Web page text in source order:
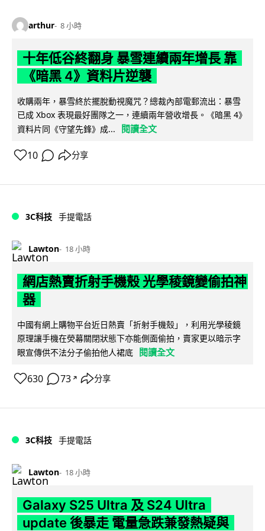
arthur 8 小時
十年低谷終翻身 暴雪連續兩年增長 靠
《暗黑 4》資料片逆襲
收購兩年，暴雪終於擺脫動視魔咒？總裁內部電郵流出：暴雪
已成 Xbox 表現最好團隊之一，連續兩年營收增長。《暗黑 4》
資料片同《守望先鋒》成...
閱讀全文
10 分享
3C科技 手提電話
Lawton 18 小時
網店熱賣折射手機殼 光學稜鏡變偷拍神
器
中國有網上購物平台近日熱賣「折射手機殼」，利用光學稜鏡
原理讓手機在熒幕關閉狀態下亦能側面偷拍，賣家更以暗示字
眼宣傳供不法分子偷拍他人裙底 閱讀全文
630 73 ↗ 分享
3C科技 手提電話
Lawton 18 小時
Galaxy S25 Ultra 及 S24 Ultra
update 後暴走 電量急跌兼發熱疑與